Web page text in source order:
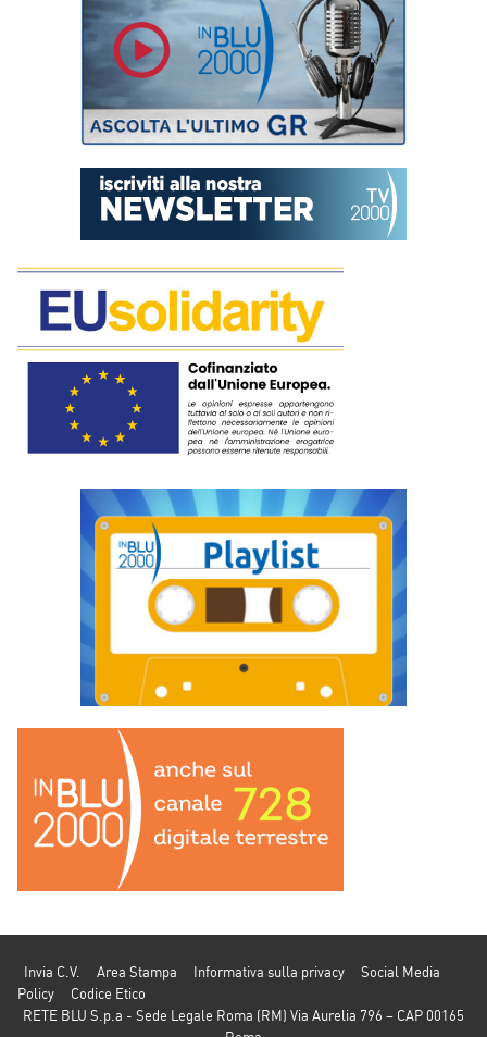
Invia C.V. Area Stampa Informativa sulla privacy
Social Media
Policy
Codice Etico
RETE BLU S.p.a - Sede Legale Roma (RM) Via Aurelia 796 – CAP 00165